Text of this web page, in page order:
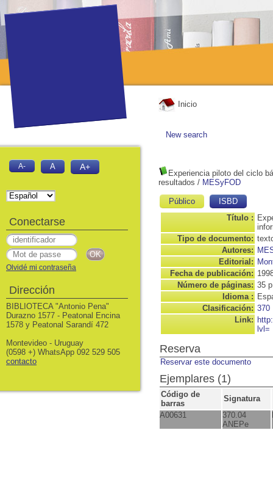
Inicio
New search
Experiencia piloto del ciclo
resultados / MESyFOD
Público
ISBD
Título :
Tipo de documento:
Autores:
Editorial:
Fecha de publicación:
Número de páginas: 35
Idioma :
Clasificación: 370
Link:
lvl=
Reserva
Reservar este documento
Ejemplares (1)
Código de
barras
Signatura
A00631
370.04
ANEPe
A- A A+
Conectarse
Olvidé mi contraseña
Dirección
BIBLIOTECA "Antonio Pena"
Durazno 1577 - Peatonal Encina
1578 y Peatonal Sarandí 472
Montevideo - Uruguay
(0598 +) WhatsApp 092 529 505
contacto